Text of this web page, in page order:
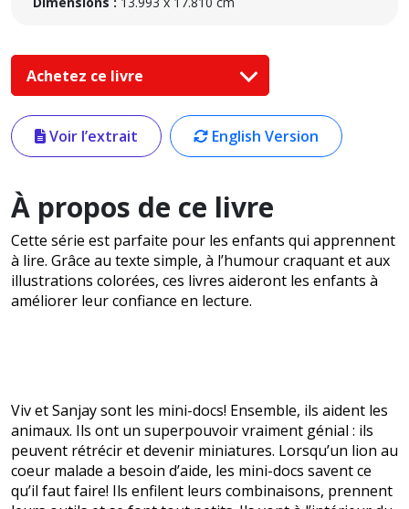
Achetez ce livre
Voir l’extrait English Version
À propos de ce livre
Cette série est parfaite pour les enfants qui apprennent
à lire. Grâce au texte simple, à l’humour craquant et aux
illustrations colorées, ces livres aideront les enfants à
améliorer leur confiance en lecture.
Viv et Sanjay sont les mini-docs! Ensemble, ils aident les
animaux. Ils ont un superpouvoir vraiment génial : ils
peuvent rétrécir et devenir miniatures. Lorsqu’un lion au
coeur malade a besoin d’aide, les mini-docs savent ce
qu’il faut faire! Ils enfilent leurs combinaisons, prennent